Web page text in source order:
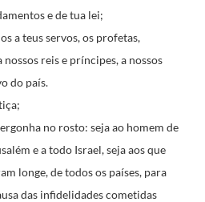
e de tua lei;
a teus servos, os profetas,
nossos reis e príncipes,a nossos
do país.
no rosto: seja ao homem de
e a todo Israel,seja aos que
longe,de todos os países, para
das infidelidades cometidas